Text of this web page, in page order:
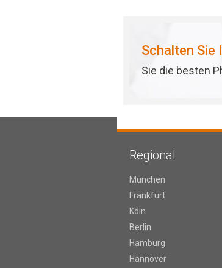
Schalten Sie
Sie die besten
Regional
München
Frankfurt
Köln
Berlin
Hamburg
Hannover